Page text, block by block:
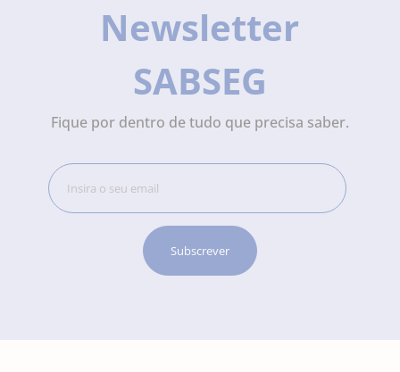
Newsletter
SABSEG
Fique por dentro de tudo que precisa saber.